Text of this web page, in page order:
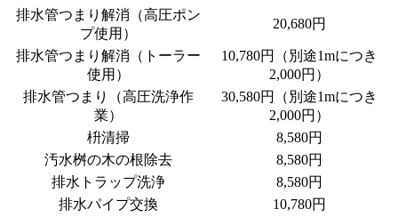
排水管つまり解消（高圧ポン
プ使用）
20,680円
排水管つまり解消（トーラー
使用）
10,780円（別途1mにつき
2,000円）
排水管つまり（高圧洗浄作
業）
30,580円（別途1mにつき
2,000円）
枡清掃
8,580円
汚水桝の木の根除去
8,580円
排水トラップ洗浄
8,580円
排水パイプ交換
10,780円